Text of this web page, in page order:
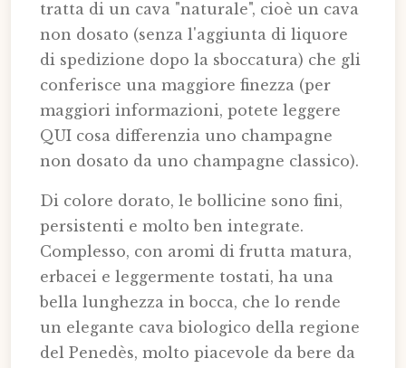
tratta di un cava "naturale", cioè un cava
non dosato (senza l'aggiunta di liquore
di spedizione dopo la sboccatura) che gli
conferisce una maggiore finezza (per
maggiori informazioni, potete leggere
QUI cosa differenzia uno champagne
non dosato da uno champagne classico).
Di colore dorato, le bollicine sono fini,
persistenti e molto ben integrate.
Complesso, con aromi di frutta matura,
erbacei e leggermente tostati, ha una
bella lunghezza in bocca, che lo rende
un elegante cava biologico della regione
del Penedès, molto piacevole da bere da